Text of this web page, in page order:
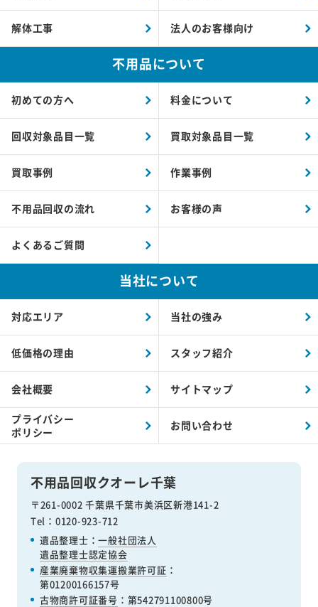
不用品回収クオーレ千葉
〒261-0002 千葉県千葉市美浜区新港141-2
Tel：0120-923-712
遺品整理士：一般社団法人
遺品整理士認定協会
産業廃棄物収集運搬業許可証 ：
第01200166157号
古物商許可証番号 ：第542791100800号
解体工事 法人のお客様向け
不用品について
初めての方へ 料金について
回収対象品目一覧 買取対象品目一覧
買取事例 作業事例
不用品回収の流れ お客様の声
よくあるご質問
当社について
対応エリア 当社の強み
低価格の理由 スタッフ紹介
会社概要 サイトマップ
プライバシー
ポリシー
お問い合わせ